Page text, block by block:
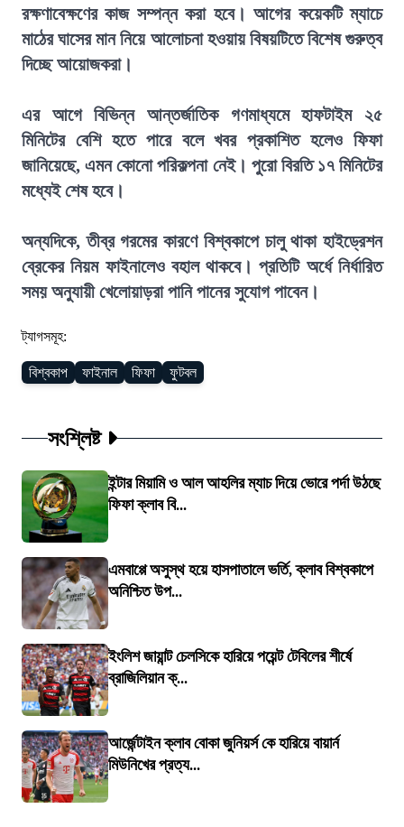
রক্ষণাবেক্ষণের কাজ সম্পন্ন করা হবে। আগের কয়েকটি ম্যাচে
মাঠের ঘাসের মান নিয়ে আলোচনা হওয়ায় বিষয়টিতে বিশেষ গুরুত্ব
দিচ্ছে আয়োজকরা।
এর আগে বিভিন্ন আন্তর্জাতিক গণমাধ্যমে হাফটাইম ২৫
মিনিটের বেশি হতে পারে বলে খবর প্রকাশিত হলেও ফিফা
জানিয়েছে, এমন কোনো পরিকল্পনা নেই। পুরো বিরতি ১৭ মিনিটের
মধ্যেই শেষ হবে।
অন্যদিকে, তীব্র গরমের কারণে বিশ্বকাপে চালু থাকা হাইড্রেশন
ব্রেকের নিয়ম ফাইনালেও বহাল থাকবে। প্রতিটি অর্ধে নির্ধারিত
সময় অনুযায়ী খেলোয়াড়রা পানি পানের সুযোগ পাবেন।
ট্যাগসমূহ:
বিশ্বকাপ ফাইনাল ফিফা ফুটবল
সংশ্লিষ্ট
ইন্টার মিয়ামি ও আল আহলির ম্যাচ দিয়ে ভোরে পর্দা উঠছে
ফিফা ক্লাব বি...
এমবাপ্পে অসুস্থ হয়ে হাসপাতালে ভর্তি, ক্লাব বিশ্বকাপে
অনিশ্চিত উপ...
ইংলিশ জায়ান্ট চেলসিকে হারিয়ে পয়েন্ট টেবিলের শীর্ষে
ব্রাজিলিয়ান ক্...
আর্জেন্টাইন ক্লাব বোকা জুনিয়র্স কে হারিয়ে বায়ার্ন
মিউনিখের প্রত্য...